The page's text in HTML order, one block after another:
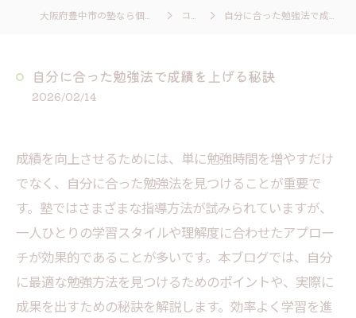
コラム 自分に合った勉強法で成績を上げる秘訣
自分に合った勉強法で成績を上げる秘訣
2026/02/14
成績を向上させるためには、単に勉強時間を増やすだけ
でなく、自分に合った勉強法を見つけることが重要で
す。塾ではさまざまな指導方法が試みられていますが、
一人ひとりの学習スタイルや理解度に合わせたアプロー
チが効果的であることが多いです。本ブログでは、自分
に最適な勉強方法を見つけるためのポイントや、実際に
成果を出すための秘訣を解説します。効率よく学習を進